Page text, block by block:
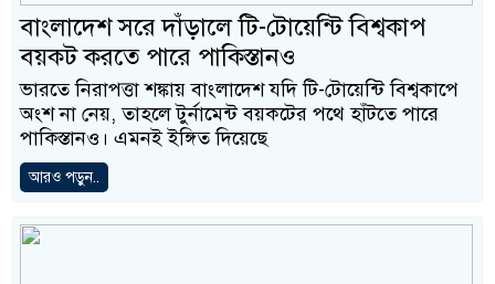
বাংলাদেশ সরে দাঁড়ালে টি-টোয়েন্টি বিশ্বকাপ
বয়কট করতে পারে পাকিস্তানও
ভারতে নিরাপত্তা শঙ্কায় বাংলাদেশ যদি টি-টোয়েন্টি বিশ্বকাপে
অংশ না নেয়, তাহলে টুর্নামেন্ট বয়কটের পথে হাঁটতে পারে
পাকিস্তানও। এমনই ইঙ্গিত দিয়েছে
আরও পড়ুন..